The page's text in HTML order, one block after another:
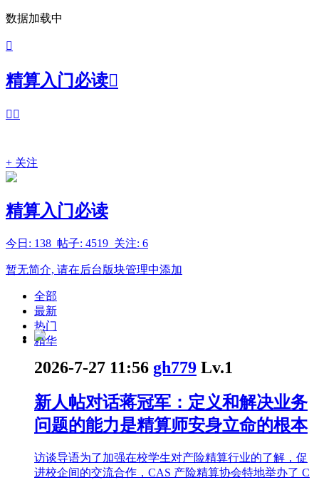
数据加载中

精算入门必读
 
+ 关注
精算入门必读
今日: 138 帖子: 4519 关注: 6
暂无简介, 请在后台版块管理中添加
全部
最新
热门
精华
2026-7-27 11:56 gh779 Lv.1
新人帖对话蒋冠军：定义和解决业务
问题的能力是精算师安身立命的根本
访谈导语为了加强在校学生对产险精算行业的了解，促
进校企间的交流合作，CAS 产险精算协会特地举办了 C